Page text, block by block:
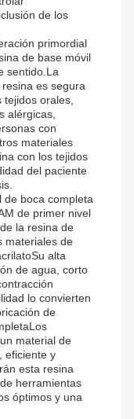
de los
primordial
de base móvil
sentido.La
es segura
tejidos orales,
alérgicas,
con
materiales
con los tejidos
del paciente
de boca completa
de primer nivel
la resina de
materiales de
alta
de agua, corto
lo convierten
de
material de
eficiente y
esta resina
herramientas
óptimos y una